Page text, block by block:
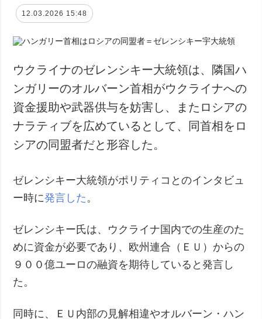
12.03.2026 15:48
ウクライナのゼレンシキー大統領は、隣国ハ
ンガリーのオルバーン首相がウクライナへの
資金援助や武器供与を妨害し、またロシアの
ナラティブを広めているとして、同首相をロ
シアの同盟者だと形容した。
ゼレンシキー大統領がポリティコとのインタビュ
ー時に発言した。
ゼレンシキー氏は、ウクライナ国内での生産のた
めに資金が必要であり、欧州連合（ＥＵ）からの
９００億ユーロの融資を期待していると発言し
た。
同時に、ＥＵ内部の見解相違やオルバーン・ハン